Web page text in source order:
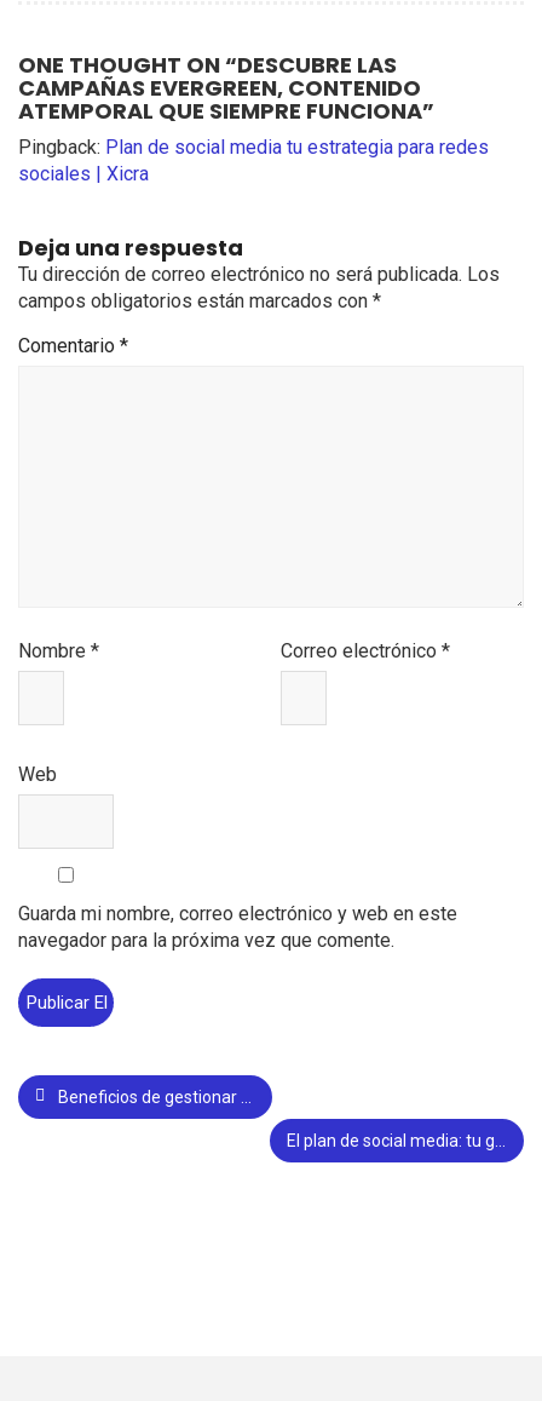
ONE THOUGHT ON “DESCUBRE LAS
CAMPAÑAS EVERGREEN, CONTENIDO
ATEMPORAL QUE SIEMPRE FUNCIONA”
Pingback: Plan de social media tu estrategia para redes
sociales | Xicra
Deja una respuesta
Tu dirección de correo electrónico no será publicada. Los
campos obligatorios están marcados con *
Comentario *
Nombre * Correo electrónico*
Web
Guarda mi nombre, correo electrónico y web en este
navegador para la próxima vez que comente.
Beneficios de gestionar bien las reseñas de Google en tu Perfil de empresa